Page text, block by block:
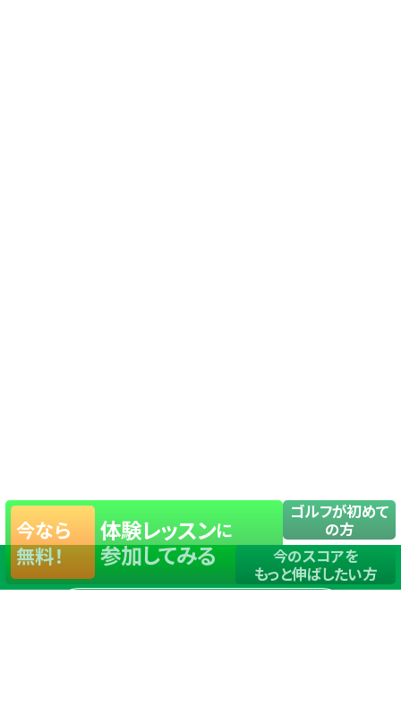
今なら
無料！
体験レッスンに
参加してみる
ゴルフが初めて
の方
今のスコアを
もっと伸ばしたい方